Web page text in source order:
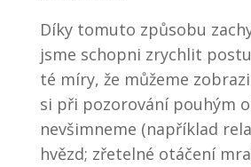
Díky tomuto způsobu
jsme schopni zrychlit
té míry, že můžeme
si při pozorování pouhým
nevšimneme (například
hvězd; zřetelné otáčení